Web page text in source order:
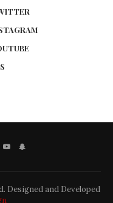
Designed and Developed